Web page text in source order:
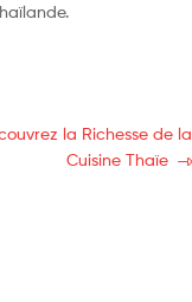
la Richesse de la
Cuisine Thaïe